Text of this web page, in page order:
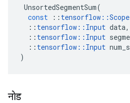
UnsortedSegmentSum(
const
:: tensorflow ::Scope
:: tensorflow :: Input data,
:: tensorflow :: Input
:: tensorflow :: Input
)
नोड